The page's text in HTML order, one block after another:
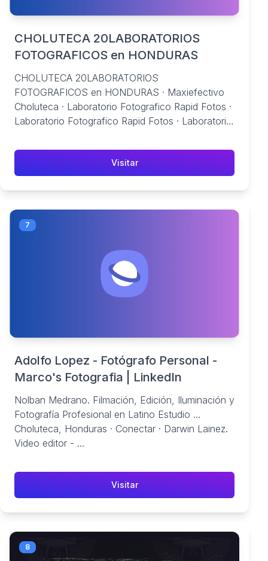
CHOLUTECA 20LABORATORIOS
FOTOGRAFICOS en HONDURAS
CHOLUTECA 20LABORATORIOS
FOTOGRAFICOS en HONDURAS · Maxiefectivo
Choluteca · Laboratorio Fotografico Rapid Fotos ·
Laboratorio Fotografico Rapid Fotos · Laboratorio
Visitar
7
Adolfo Lopez - Fotógrafo Personal -
Marco's Fotografia | LinkedIn
Nolban Medrano. Filmación, Edición, Iluminación y
Fotografía Profesional en Latino Estudio ...
Choluteca, Honduras · Conectar · Darwin Lainez.
Video editor - ...
Visitar
8